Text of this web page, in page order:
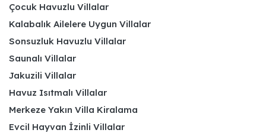
Çocuk Havuzlu Villalar
Kalabalık Ailelere Uygun Villalar
Sonsuzluk Havuzlu Villalar
Saunalı Villalar
Jakuzili Villalar
Havuz Isıtmalı Villalar
Merkeze Yakın Villa Kiralama
Evcil Hayvan İzinli Villalar